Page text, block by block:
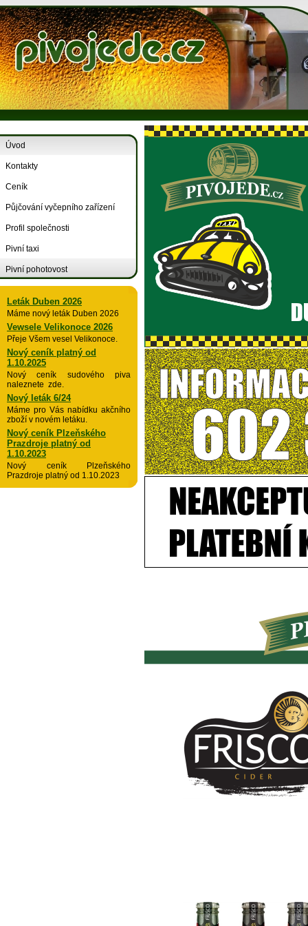
Úvod
Kontakty
Ceník
Půjčování vyčepního zařízení
Profil společnosti
Pivní taxi
Pivní pohotovost
Leták Duben 2026
Máme nový leták Duben 2026
Vewsele Velikonoce 2026
Přeje Všem vesel Velikonoce.
Nový ceník platný od
1.10.2025
Nový ceník sudového piva
naleznete zde.
Nový leták 6/24
Máme pro Vás nabídku akčního
zboží v novém letáku.
Nový ceník Plzeňského
Prazdroje platný od
1.10.2023
Nový ceník Plzeňského
Prazdroje platný od 1.10.2023